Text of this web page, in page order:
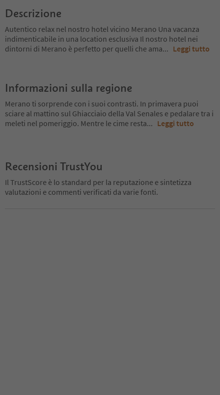
Descrizione
Autentico relax nel nostro hotel vicino Merano Una vacanza
indimenticabile in una location esclusiva Il nostro hotel nei
dintorni di Merano è perfetto per quelli che ama... Leggi tutto
Informazioni sulla regione
Merano ti sorprende con i suoi contrasti. In primavera puoi
sciare al mattino sul Ghiacciaio della Val Senales e pedalare tra i
meleti nel pomeriggio. Mentre le cime resta... Leggi tutto
Recensioni TrustYou
Il TrustScore è lo standard per la reputazione e sintetizza
valutazioni e commenti verificati da varie fonti.